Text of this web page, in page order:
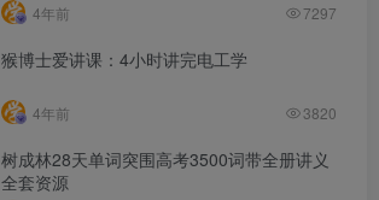
4年前 7297
猴博士爱讲课：4小时讲完电工学
4年前 3820
树成林28天单词突围高考3500词带全册讲义
全套资源